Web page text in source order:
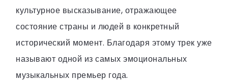
культурное высказывание, отражающее
состояние страны и людей в конкретный
исторический момент. Благодаря этому трек уже
называют одной из самых эмоциональных
музыкальных премьер года.